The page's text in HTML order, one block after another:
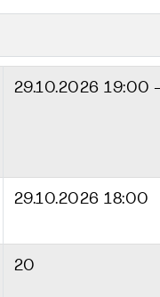
29.10.202619:00
29.10.2026 18:00
20